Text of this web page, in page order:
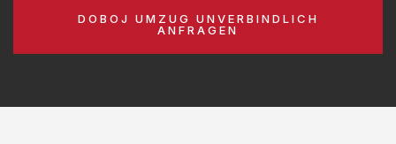
DOBOJ UMZUG UNVERBINDLICH
ANFRAGEN